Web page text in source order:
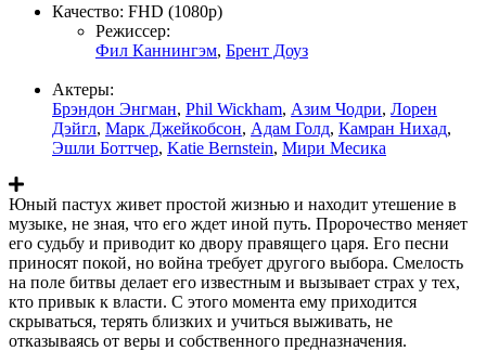
Качество: FHD (1080p)
Режиссер:
Фил Каннингэм, Брент Доуз
Актеры:
Брэндон Энгман, Phil Wickham, Азим Чодри, Лорен
Дэйгл, Марк Джейкобсон, Адам Голд, Камран Нихад,
Эшли Боттчер, Katie Bernstein, Мири Месика
Юный пастух живет простой жизнью и находит утешение в
музыке, не зная, что его ждет иной путь. Пророчество меняет
его судьбу и приводит ко двору правящего царя. Его песни
приносят покой, но война требует другого выбора. Смелость
на поле битвы делает его известным и вызывает страх у тех,
кто привык к власти. С этого момента ему приходится
скрываться, терять близких и учиться выживать, не
отказываясь от веры и собственного предназначения.